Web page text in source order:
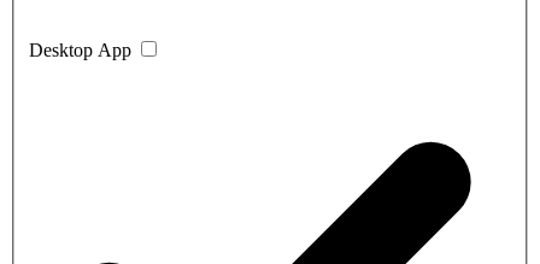
Desktop App